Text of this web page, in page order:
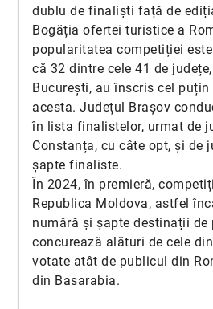
dublu de finaliști față de
Bogăția ofertei turistice a
popularitatea competiției
că 32 dintre cele 41 de
București, au înscris cel
acesta. Județul Brașov
în lista finalistelor, urmat de
Constanța, cu câte opt, și de
șapte finaliste.
În 2024, în premieră,
Republica Moldova, astfel
numără și șapte destinații de
concurează alături de cele
votate atât de publicul din
din Basarabia.